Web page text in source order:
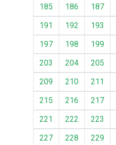
185
186 187
191
192 193
197
198 199
203
204 205
209
210 211
215
216 217
221
222 223
227
228 229